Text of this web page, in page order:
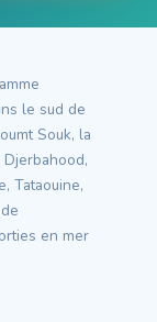
le sud de
Souk, la
Tataouine,
en mer